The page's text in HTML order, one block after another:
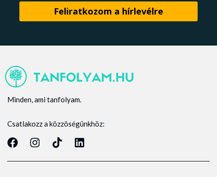
Minden, ami tanfolyam.
Csatlakozz a közzöségünkhöz: